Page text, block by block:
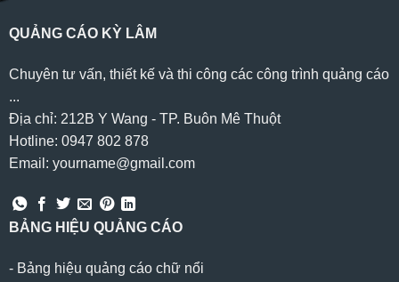
QUẢNG CÁO KỲ LÂM
Chuyên tư vấn, thiết kế và thi công các công trình quảng cáo
...
Địa chỉ: 212B Y Wang - TP. Buôn Mê Thuột
Hotline: 0947 802 878
Email: yourname@gmail.com
BẢNG HIỆU QUẢNG CÁO
- Bảng hiệu quảng cáo chữ nổi